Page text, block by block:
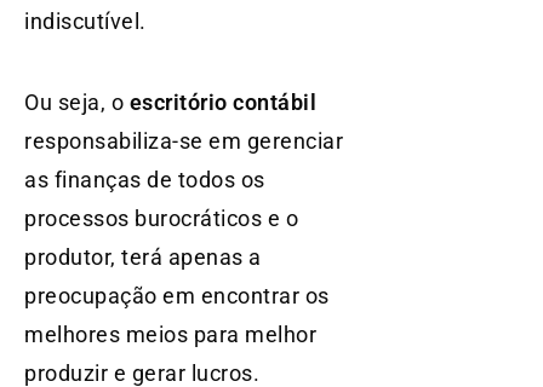
indiscutível.
Ou seja, o escritório contábil
responsabiliza-se em gerenciar
as finanças de todos os
processos burocráticos e o
produtor, terá apenas a
preocupação em encontrar os
melhores meios para melhor
produzir e gerar lucros.